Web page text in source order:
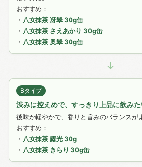
おすすめ：
・ 八女抹茶 冴翠 30g缶
・ 八女抹茶 さえあかり 30g缶
・ 八女抹茶 奥翠 30g缶
↓
Bタイプ
渋みは控えめで、すっきり上品に飲みた
後味が軽やかで、香りと旨みのバランスが
おすすめ：
・ 八女抹茶 露光 30g
・ 八女抹茶 きらり 30g缶